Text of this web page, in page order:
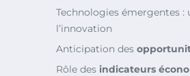
Technologies émergentes :
l’innovation
Anticipation des
Rôle des indicateurs